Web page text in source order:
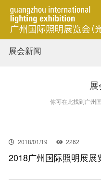
首页
参展中心
展会新闻
你可在此找到广州
2018/01/19 2262
2018广州国际照明展展